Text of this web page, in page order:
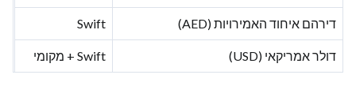
דירהם איחוד האמירויות (AED) Swift
דולר אמריקאי (USD) Swift + מקומי